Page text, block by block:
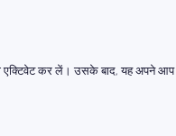
एक्टिवेट कर लें। उसके बाद, यह अपने आप